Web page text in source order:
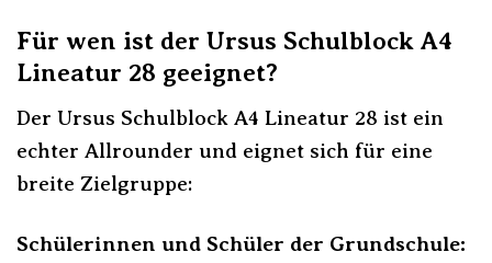
Für wen ist der Ursus Schulblock A4
Lineatur 28 geeignet?
Der Ursus Schulblock A4 Lineatur 28 ist ein
echter Allrounder und eignet sich für eine
breite Zielgruppe:
Schülerinnen und Schüler der Grundschule: